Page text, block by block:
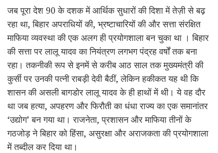
जब पूरा देश 90 के दशक में आर्थिक सुधारों की दिशा में तेज़ी से बढ़
रहा था, बिहार अपराधियों की, भ्रष्टाचारियों की और सत्ता संरक्षित
माफिया व्यवस्था की एक अलग ही प्रयोगशाला बन चुका था । बिहार
की सत्ता पर लालू यादव का नियंत्रण लगभग पंद्रह वर्षों तक बना
रहा। तकनीकी रूप से इनमें से करीब आठ साल तक मुख्यमंत्री की
कुर्सी पर उनकी पत्नी राबड़ी देवी बैठीं, लेकिन हकीकत यह थी कि
शासन की असली बागडोर लालू यादव के ही हाथों में थी। ये वह दौर
था जब हत्या, अपहरण और फिरौती का धंधा राज्य का एक समानांतर
‘उद्योग’ बन गया था। राजनेता, प्रशासन और माफिया तीनों के
गठजोड़ ने बिहार को हिंसा, असुरक्षा और अराजकता की प्रयोगशाला
में तब्दील कर दिया था।